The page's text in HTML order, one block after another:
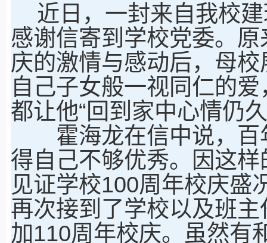
近日，一封来自我校建
感谢信寄到学校党委。
庆的激情与感动后，母
自己子女般一视同仁的
都让他“回到家中心情仍
霍海龙在信中说，百
得自己不够优秀。因这
见证学校100周年校庆盛
再次接到了学校以及班
加110周年校庆。虽然有